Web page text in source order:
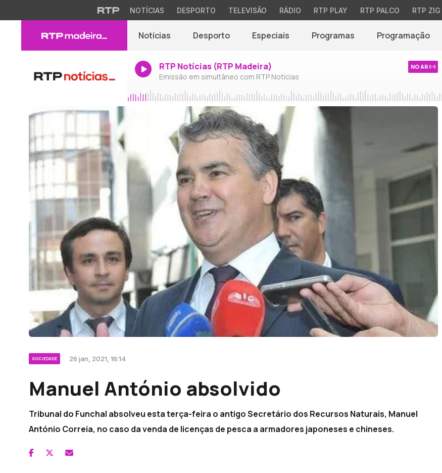
NOTÍCIAS DESPORTO TELEVISÃO RÁDIO RTP PLAY RTP PALCO RTP ZIG
Notícias Desporto Especiais Programas Programação
RTP Notícias (RTP Madeira)
Emissão em simultâneo com RTP Notícias
NO AR
SOCIEDADE 26 jan, 2021, 16:14
Manuel António absolvido
Tribunal do Funchal absolveu esta terça-feira o antigo Secretário dos Recursos Naturais, Manuel
António Correia, no caso da venda de licenças de pesca a armadores japoneses e chineses.